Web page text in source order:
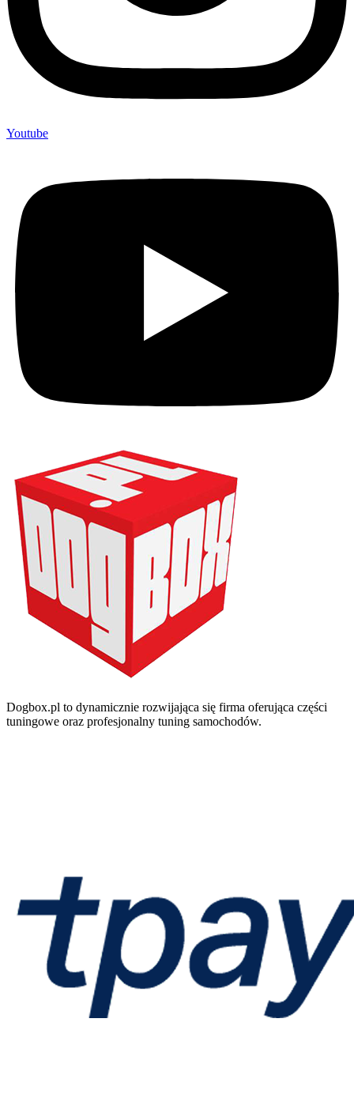
Youtube
Dogbox.pl to dynamicznie rozwijająca się firma oferująca części
tuningowe oraz profesjonalny tuning samochodów.